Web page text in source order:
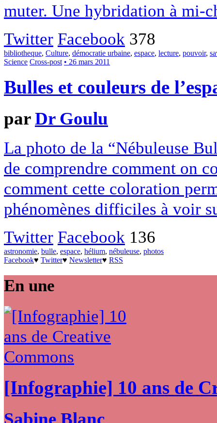
muter. Une hybridation à mi-
Twitter Facebook 378
bibliotheque, Culture, démocratie urbaine, espace, lecture, pouvoir,
Science Cross-post • 26 mars 2011
Bulles et couleurs de
parDr Goulu
La photo de la “Nébuleuse
de comprendre comment on
comment cette coloration
phénomènes difficiles à voir
Twitter Facebook 136
astronomie, bulle, espace, hélium, nébuleuse, photos
Facebook♥ Twitter♥ Newsletter♥ RSS
En une
[Infographie] 10 ans de
Sabine Blanc